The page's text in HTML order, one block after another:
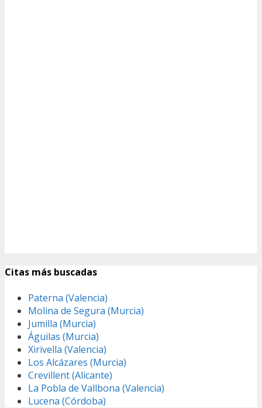
Citas más buscadas
Paterna (Valencia)
Molina de Segura (Murcia)
Jumilla (Murcia)
Águilas (Murcia)
Xirivella (Valencia)
Los Alcázares (Murcia)
Crevillent (Alicante)
La Pobla de Vallbona (Valencia)
Lucena (Córdoba)